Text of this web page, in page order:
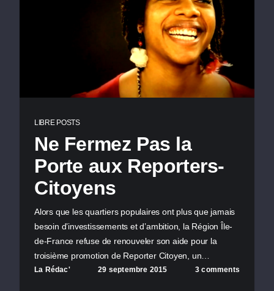
LIBRE POSTS
Ne Fermez Pas la
Porte aux Reporters-
Citoyens
Alors que les quartiers populaires ont plus que jamais
besoin d’investissements et d’ambition, la Région Île-
de-France refuse de renouveler son aide pour la
troisième promotion de Reporter Citoyen, un…
La Rédac' 29 septembre 2015 3 comments